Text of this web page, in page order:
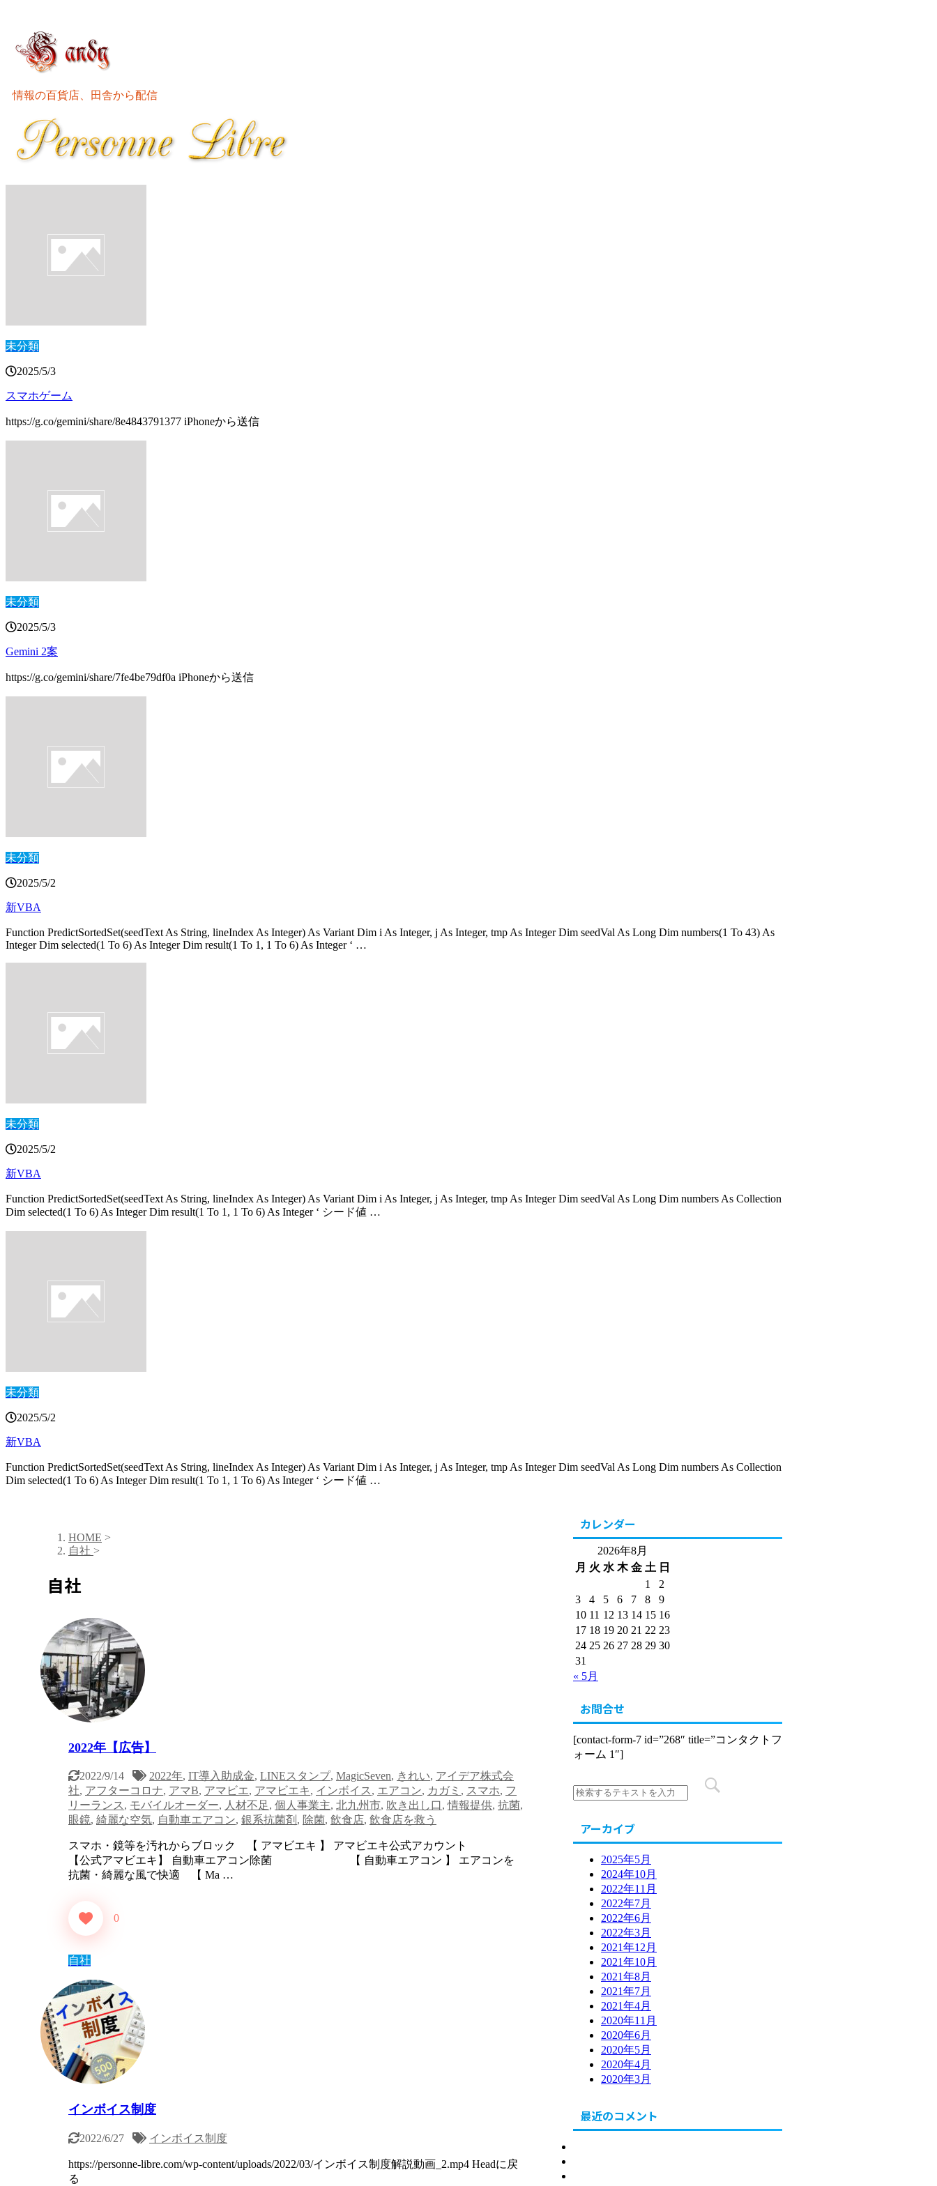
情報の百貨店、田舎から配信
未分類
2025/5/3
スマホゲーム
https://g.co/gemini/share/8e4843791377 iPhoneから送信
未分類
2025/5/3
Gemini 2案
https://g.co/gemini/share/7fe4be79df0a iPhoneから送信
未分類
2025/5/2
新VBA
Function PredictSortedSet(seedText As String, lineIndex As Integer) As Variant Dim i As Integer, j As Integer, tmp As Integer Dim seedVal As Long Dim numbers(1 To 43) As
Integer Dim selected(1 To 6) As Integer Dim result(1 To 1, 1 To 6) As Integer ‘ …
未分類
2025/5/2
新VBA
Function PredictSortedSet(seedText As String, lineIndex As Integer) As Variant Dim i As Integer, j As Integer, tmp As Integer Dim seedVal As Long Dim numbers As Collection
Dim selected(1 To 6) As Integer Dim result(1 To 1, 1 To 6) As Integer ‘ シード値 …
未分類
2025/5/2
新VBA
Function PredictSortedSet(seedText As String, lineIndex As Integer) As Variant Dim i As Integer, j As Integer, tmp As Integer Dim seedVal As Long Dim numbers As Collection
Dim selected(1 To 6) As Integer Dim result(1 To 1, 1 To 6) As Integer ‘ シード値 …
HOME >
自社 >
自社
2022年【広告】
2022/9/14 2022年, IT導入助成金, LINEスタンプ, MagicSeven, きれい, アイデア株式会
社, アフターコロナ, アマB, アマビエ, アマビエキ, インボイス , エアコン, カガミ , スマホ, フ
リーランス , モバイルオーダー, 人材不足, 個人事業主, 北九州市, 吹き出し口,情報提供, 抗菌,
眼鏡, 綺麗な空気, 自動車エアコン, 銀系抗菌剤 , 除菌, 飲食店, 飲食店を救う
スマホ・鏡等を汚れからブロック 【 アマビエキ 】 アマビエキ公式アカウント
【公式アマビエキ】 自動車エアコン除菌 【 自動車エアコン 】 エアコンを
抗菌・綺麗な風で快適 【 Ma …
0
自社
インボイス制度
2022/6/27 インボイス制度
https://personne-libre.com/wp-content/uploads/2022/03/インボイス制度解説動画_2.mp4 Headに戻
る
カレンダー
2026年8月
月 火 水 木 金 土 日
1
2
3
4 5 6 7 8
9
10 11 12 13 14 15 16
17 18 19 20 21 22 23
24 25 26 27 28 29 30
31
« 5月
お問合せ
[contact-form-7 id=”268″ title=”コンタクトフ
ォーム 1″]
アーカイブ
2025年5月
2024年10月
2022年11月
2022年7月
2022年6月
2022年3月
2021年12月
2021年10月
2021年8月
2021年7月
2021年4月
2020年11月
2020年6月
2020年5月
2020年4月
2020年3月
最近のコメント